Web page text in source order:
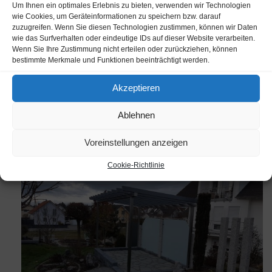
Um Ihnen ein optimales Erlebnis zu bieten, verwenden wir Technologien
wie Cookies, um Geräteinformationen zu speichern bzw. darauf
zuzugreifen. Wenn Sie diesen Technologien zustimmen, können wir Daten
wie das Surfverhalten oder eindeutige IDs auf dieser Website verarbeiten.
Wenn Sie Ihre Zustimmung nicht erteilen oder zurückziehen, können
bestimmte Merkmale und Funktionen beeinträchtigt werden.
Akzeptieren
Ablehnen
Voreinstellungen anzeigen
Cookie-Richtlinie